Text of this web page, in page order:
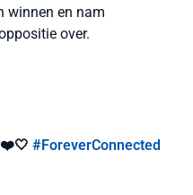
winnen en nam
over.
❤️🤍 #ForeverConnected